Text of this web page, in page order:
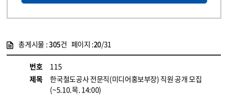
총게시물 :305건 페이지 :20/31
번호
115
제목
한국철도공사 전문직(미디어홍보부장) 직원 공개 모집
(~5.10.목. 14:00)